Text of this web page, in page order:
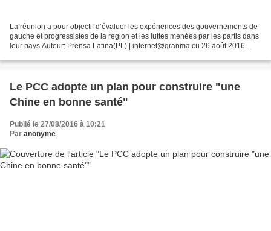
La réunion a pour objectif d’évaluer les expériences des gouvernements de
gauche et progressistes de la région et les luttes menées par les partis dans
leur pays Auteur: Prensa Latina(PL) | internet@granma.cu 26 août 2016
Le PCC adopte un plan pour construire "une
Chine en bonne santé"
Publié le 27/08/2016 à 10:21
Par anonyme